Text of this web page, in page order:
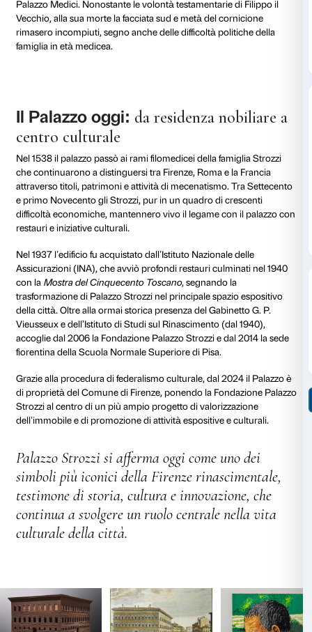
sotto il segno del Leone, dopo un lungo processo di
dei lotti “nel più comodo e più bel sito della città”,
Libri della muraglia, coinvolse architetti di primo
Giuliano da Sangallo e Simone del Pollaiolo detto il
definirono un progetto esemplare di dimora signorile
rinascimentale.
L’edificio si caratterizza per la pianta regolare e
bugnato digradante, le ampie bifore e il cortile
rielabora e innova i modelli precedenti, in
Palazzo Medici. Nonostante le volontà
Vecchio, alla sua morte la facciata sud e metà del
rimasero incompiuti, segno anche delle difficoltà
Il Palazzo oggi:da residenza
centro culturale
Nel 1538 il palazzo passò ai rami filomedicei della
che continuarono a distinguersi tra Firenze, Roma e
difficoltà economiche, mantennero vivo il legame
restauri e iniziative culturali.​